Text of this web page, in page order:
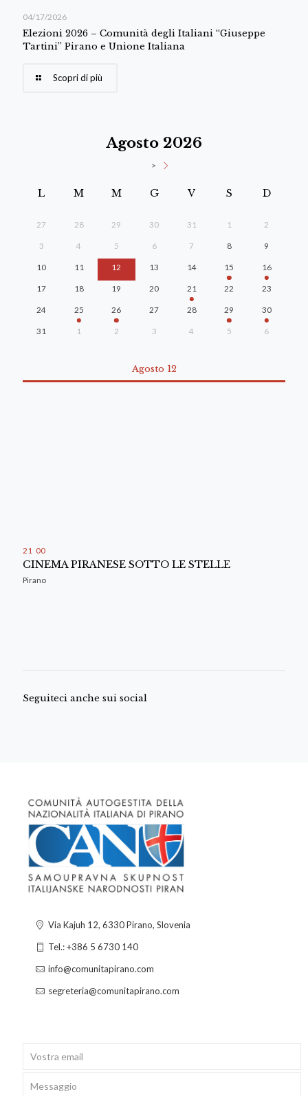
04/17/2026
Elezioni 2026 – Comunità degli Italiani “Giuseppe
Tartini” Pirano e Unione Italiana
Scopri di più
Agosto 2026
>
L M M G V S D
27 28 29 30 31 1 2
3 4 5 6 7 8 9
10 11 12 13 14 15 16
17 18 19 20 21 22 23
24 25 26 27 28 29 30
31 1 2 3 4 5 6
Agosto 12
21 00
CINEMA PIRANESE SOTTO LE STELLE
Pirano
Seguiteci anche sui social
Via Kajuh 12, 6330 Pirano, Slovenia
Tel.: +386 5 6730 140
info@comunitapirano.com
segreteria@comunitapirano.com